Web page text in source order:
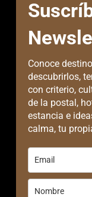
Conoce
descubrirlos,
con criterio,
de la postal,
estancia e
calma, tu